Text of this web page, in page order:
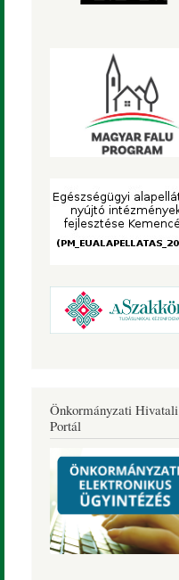
Önkormányzati Hivatali
Portál